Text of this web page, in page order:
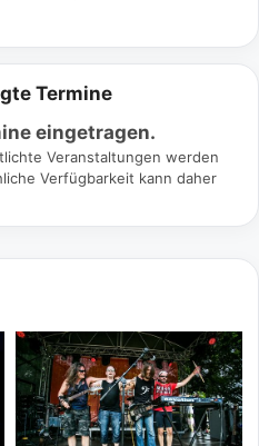
Termine
eingetragen.
Veranstaltungen werden
Verfügbarkeit kann daher